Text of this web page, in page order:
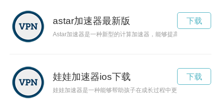
astar加速器最新版
Astar加速器是一种新型的计算加速器，能够提高计算速度，推
下载
娃娃加速器ios下载
娃娃加速器是一种能够帮助孩子在成长过程中更快乐、更快速
下载